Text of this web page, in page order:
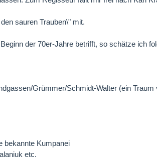
sauren Trauben\" mit.
der 70er-Jahre betrifft, so schätze ich
Grümmer/Schmidt-Walter (ein Traum
bekannte Kumpanei
etc.